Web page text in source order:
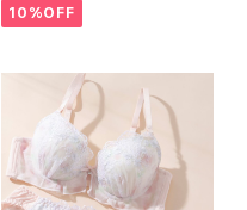
10%OFF